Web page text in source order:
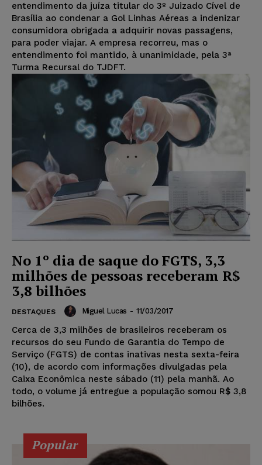
entendimento da juíza titular do 3º Juizado Cível de
Brasília ao condenar a Gol Linhas Aéreas a indenizar
consumidora obrigada a adquirir novas passagens,
para poder viajar. A empresa recorreu, mas o
entendimento foi mantido, à unanimidade, pela 3ª
Turma Recursal do TJDFT.
No 1º dia de saque do FGTS, 3,3
milhões de pessoas receberam R$
3,8 bilhões
DESTAQUES Miguel Lucas - 11/03/2017
Cerca de 3,3 milhões de brasileiros receberam os
recursos do seu Fundo de Garantia do Tempo de
Serviço (FGTS) de contas inativas nesta sexta-feira
(10), de acordo com informações divulgadas pela
Caixa Econômica neste sábado (11) pela manhã. Ao
todo, o volume já entregue a população somou R$ 3,8
bilhões.
Popular